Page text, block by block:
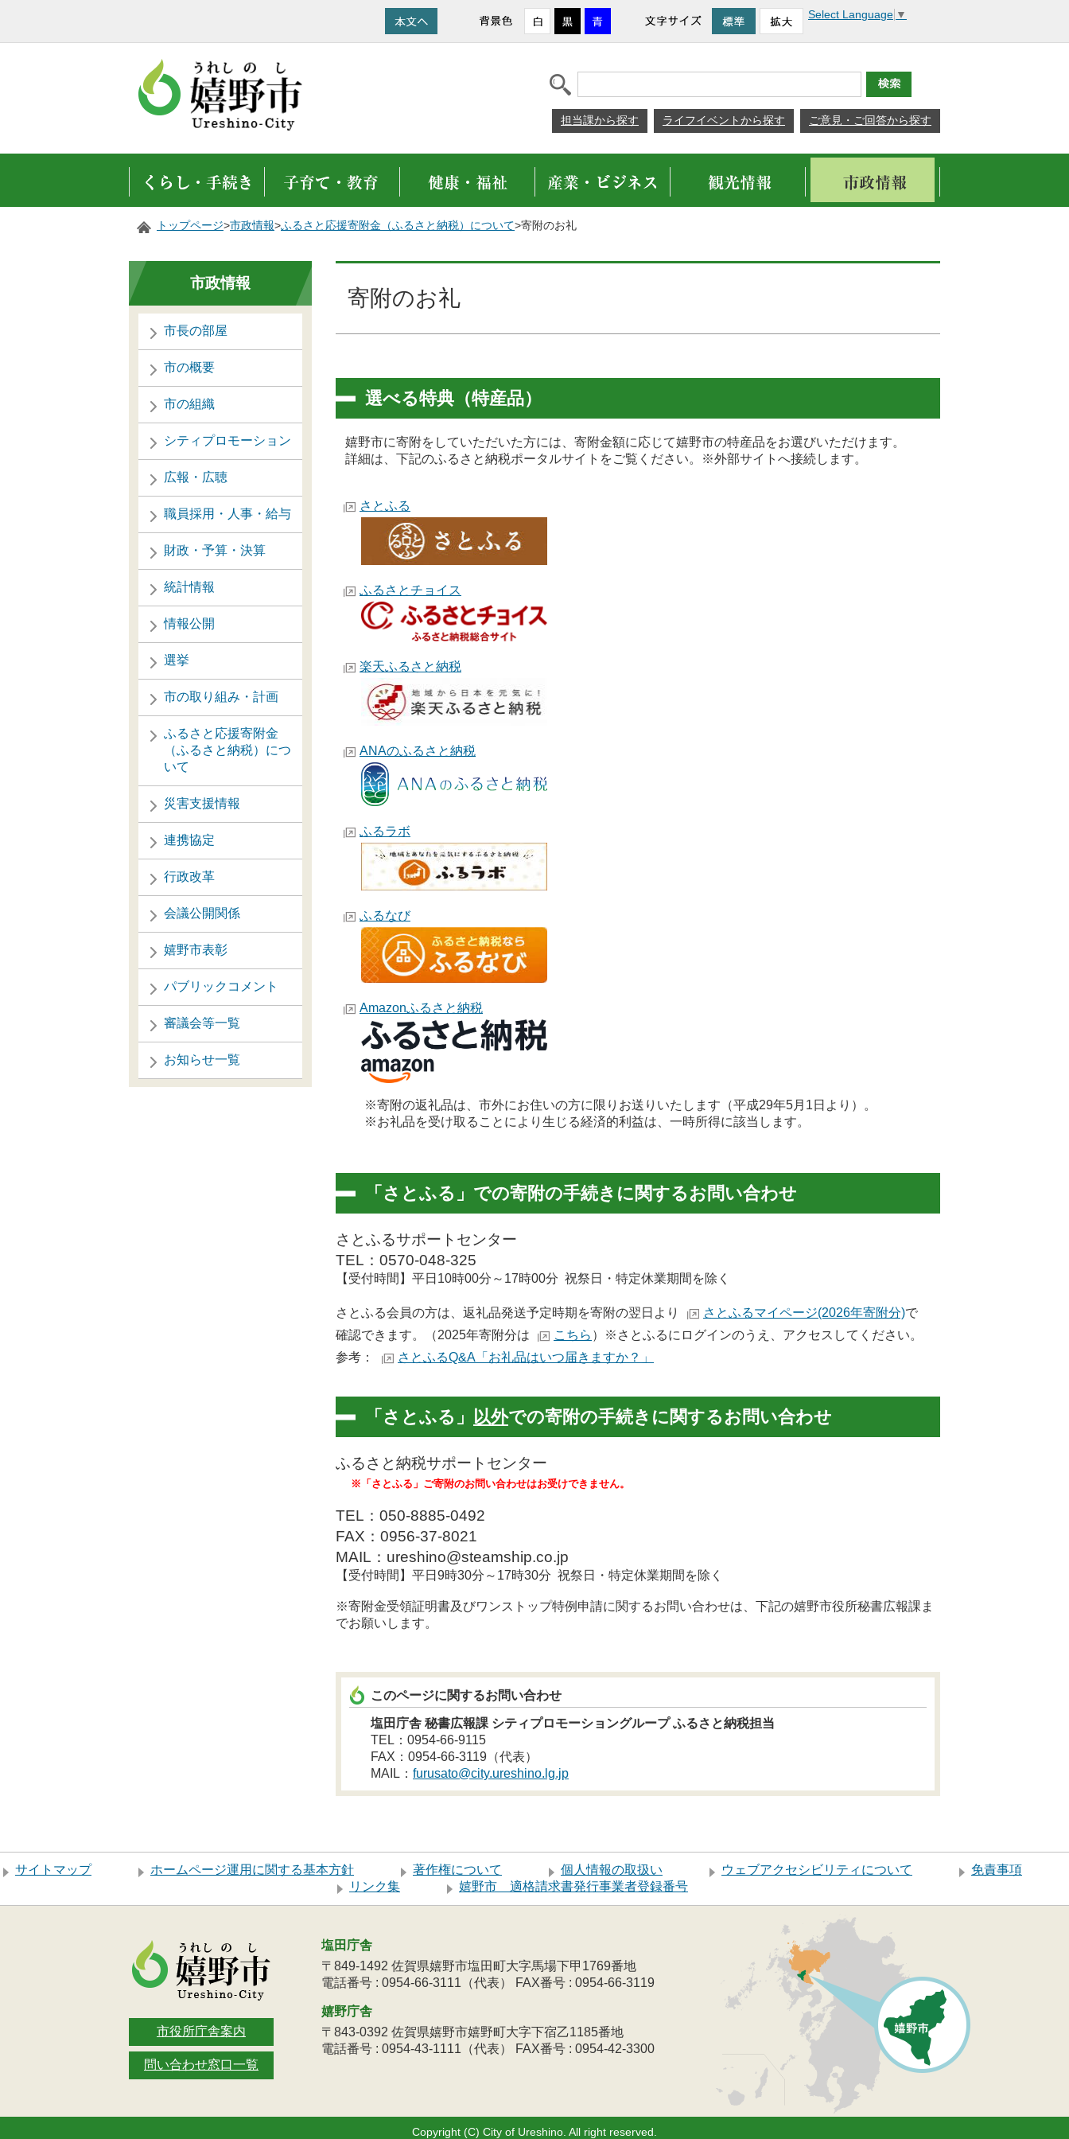
Select Language ▼
担当課から探す ライフイベントから探す ご意見・ご回答から探す
トップページ>市政情報>ふるさと応援寄附金（ふるさと納税）について>寄附のお礼
市政情報
市長の部屋
市の概要
市の組織
シティプロモーション
広報・広聴
職員採用・人事・給与
財政・予算・決算
統計情報
情報公開
選挙
市の取り組み・計画
ふるさと応援寄附金
（ふるさと納税）につ
いて
災害支援情報
連携協定
行政改革
会議公開関係
嬉野市表彰
パブリックコメント
審議会等一覧
お知らせ一覧
寄附のお礼
選べる特典（特産品）
嬉野市に寄附をしていただいた方には、寄附金額に応じて嬉野市の特産品をお選びいただけます。
詳細は、下記のふるさと納税ポータルサイトをご覧ください。※外部サイトへ接続します。
さとふる
ふるさとチョイス
楽天ふるさと納税
ANAのふるさと納税
ふるラボ
ふるなび
Amazonふるさと納税
※寄附の返礼品は、市外にお住いの方に限りお送りいたします（平成29年5月1日より）。
※お礼品を受け取ることにより生じる経済的利益は、一時所得に該当します。
「さとふる」での寄附の手続きに関するお問い合わせ
さとふるサポートセンター
TEL：0570-048-325
【受付時間】平日10時00分～17時00分 祝祭日・特定休業期間を除く
さとふる会員の方は、返礼品発送予定時期を寄附の翌日より さとふるマイページ(2026年寄附分)で
確認できます。（2025年寄附分は
こちら ）※さとふるにログインのうえ、アクセスしてください。
参考：
さとふるQ&A「お礼品はいつ届きますか？」
「さとふる」 以外での寄附の手続きに関するお問い合わせ
ふるさと納税サポートセンター
※「さとふる」ご寄附のお問い合わせはお受けできません。
TEL：050-8885-0492
FAX：0956-37-8021
MAIL：ureshino@steamship.co.jp
【受付時間】平日9時30分～17時30分 祝祭日・特定休業期間を除く
※寄附金受領証明書及びワンストップ特例申請に関するお問い合わせは、下記の嬉野市役所秘書広報課ま
でお願いします。
このページに関するお問い合わせ
塩田庁舎 秘書広報課 シティプロモーショングループ ふるさと納税担当
TEL：0954-66-9115
FAX：0954-66-3119（代表）
MAIL： furusato@city.ureshino.lg.jp
サイトマップ ホームページ運用に関する基本方針 著作権について 個人情報の取扱い ウェブアクセシビリティについて
免責事項
リンク集
嬉野市 適格請求書発行事業者登録番号
市役所庁舎案内
問い合わせ窓口一覧
塩田庁舎
〒849-1492 佐賀県嬉野市塩田町大字馬場下甲1769番地
電話番号 : 0954-66-3111（代表） FAX番号 : 0954-66-3119
嬉野庁舎
〒843-0392 佐賀県嬉野市嬉野町大字下宿乙1185番地
電話番号 : 0954-43-1111（代表） FAX番号 : 0954-42-3300
Copyright (C) City of Ureshino. All right reserved.